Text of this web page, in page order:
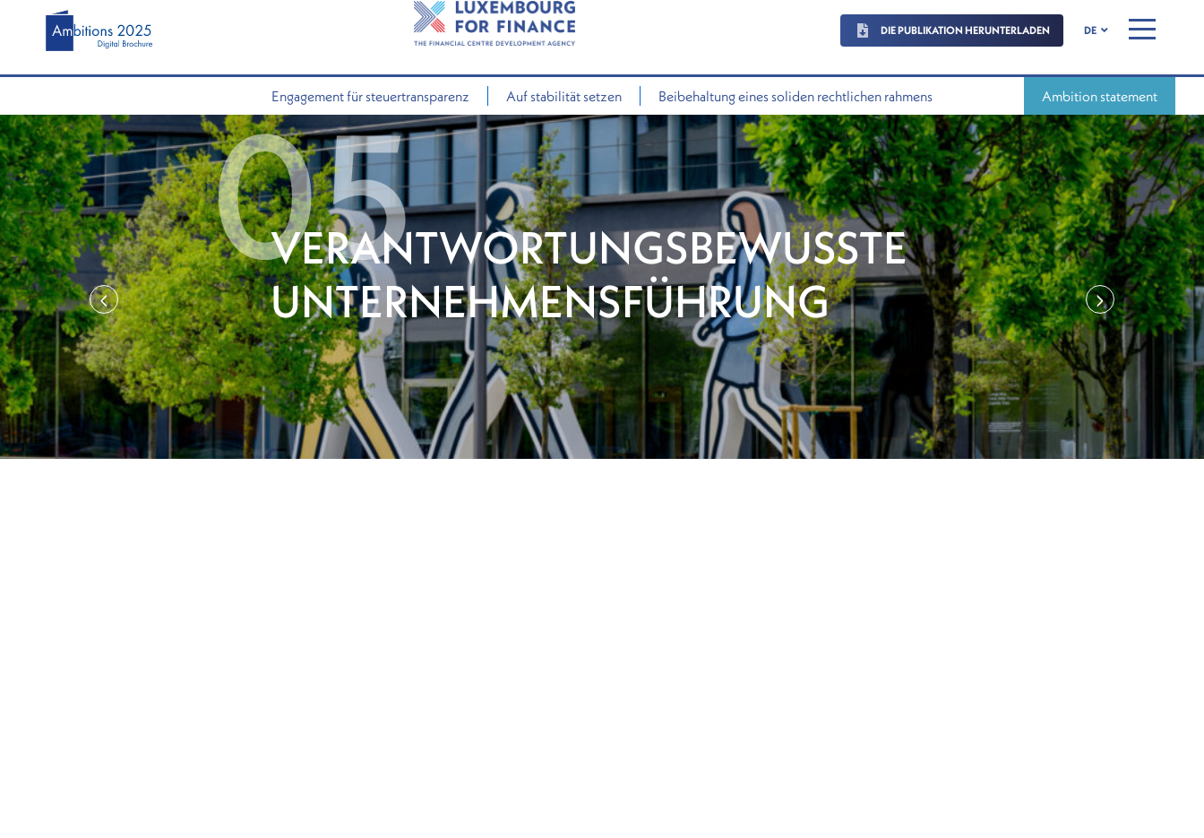
DIE PUBLIKATION HERUNTERLADEN DE MENU
Engagement für steuertransparenz Auf stabilität setzen Beibehaltung eines soliden rechtlichen rahmens Ambition statement
VERANTWORTUNGSBEWUSSTE
UNTERNEHMENSFÜHRUNG